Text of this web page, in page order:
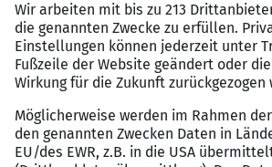
Zeit zum Abschalten: Genieße
Urlaub bei einer 5-Tage-Woche
Familienunterstützung: Wir
bezahlte Urlaubstage (5-Tage-
Betreuung ihrer Kinder bis 12
Krankheitsfall